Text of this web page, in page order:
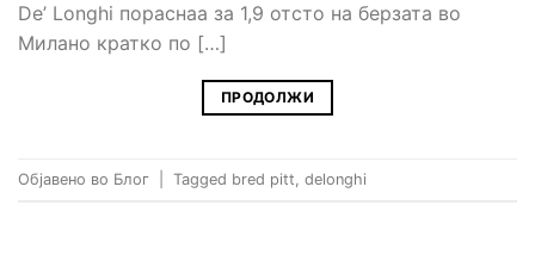
De’ Longhi пораснаа за 1,9 отсто на берзата во
Милано кратко по […]
ПРОДОЛЖИ
Објавено во Блог Tagged bred pitt delonghi